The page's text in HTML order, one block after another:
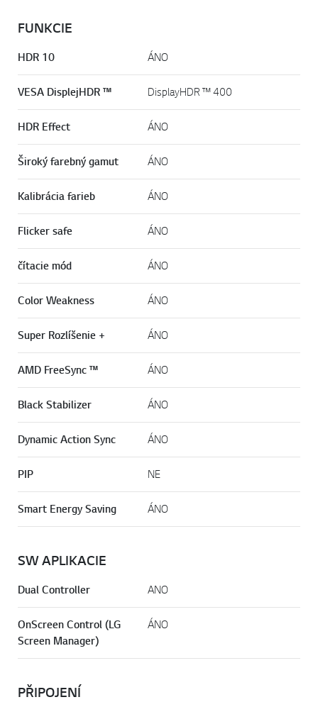
FUNKCIE
HDR 10 ÁNO
VESA DisplejHDR ™ DisplayHDR ™ 400
HDR Effect ÁNO
Široký farebný gamut ÁNO
Kalibrácia farieb ÁNO
Flicker safe ÁNO
čítacie mód ÁNO
Color Weakness ÁNO
Super Rozlíšenie + ÁNO
AMD FreeSync ™ ÁNO
Black Stabilizer ÁNO
Dynamic Action Sync ÁNO
PIP NE
Smart Energy Saving ÁNO
SW APLIKACIE
Dual Controller ANO
OnScreen Control (LG
Screen Manager)
ÁNO
PŘIPOJENÍ